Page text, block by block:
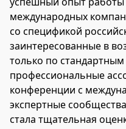
международных
со спецификой
заинтересованные в
только по
профессиональные
конференции с
экспертные
стала тщательная